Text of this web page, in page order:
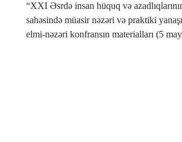
“XXI Əsrdə insan hüquq və
sahəsində müasir nəzəri və praktiki
elmi-nəzəri konfransın materialları (5